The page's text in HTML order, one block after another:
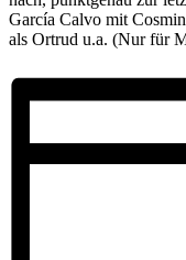
Gar­cía Cal­vo mit
als Or­trud u.a. (Nur für